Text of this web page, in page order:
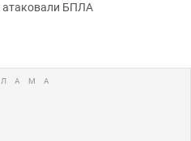
атаковали БПЛА